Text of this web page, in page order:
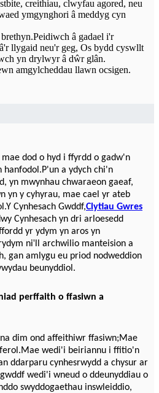
creithiau, clwyfau agored, neu
ymgynghori â meddyg cyn
â gadael i'r
llygaid neu'r geg, Os bydd cyswllt
yn drylwyr â dŵr glân.
amgylcheddau llawn ocsigen.
dod o hyd i ffyrdd o gadw'n
hanfodol.P'un a ydych chi'n
yn mwynhau chwaraeon gaeaf,
yn y cyhyrau, mae cael yr ateb
Cynhesach Gwddf,Clytiau Gwres
Cynhesach yn dri arloesedd
yr ydym yn aros yn
ni' ll archwilio manteision a
gan amlygu eu priod nodweddion
beunyddiol.
perffaith o ffasiwn a
dim ond affeithiwr ffasiwn;Mae
wedi'i beiriannu i ffitio'n
ddarparu cynhesrwydd a chysur ar
wedi'i wneud o ddeunyddiau o
swyddogaethau inswleiddio,